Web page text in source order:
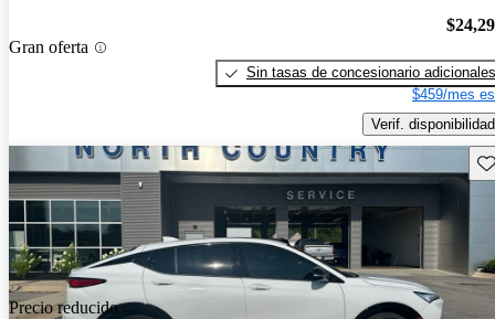
Gran oferta
Sin tasas de concesionario adicionales
$459/mes
Verif. disponibilidad
Precio reducido